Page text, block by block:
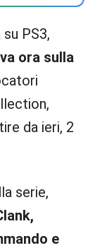
PS3,
ora sulla
da ieri, 2
serie,
e